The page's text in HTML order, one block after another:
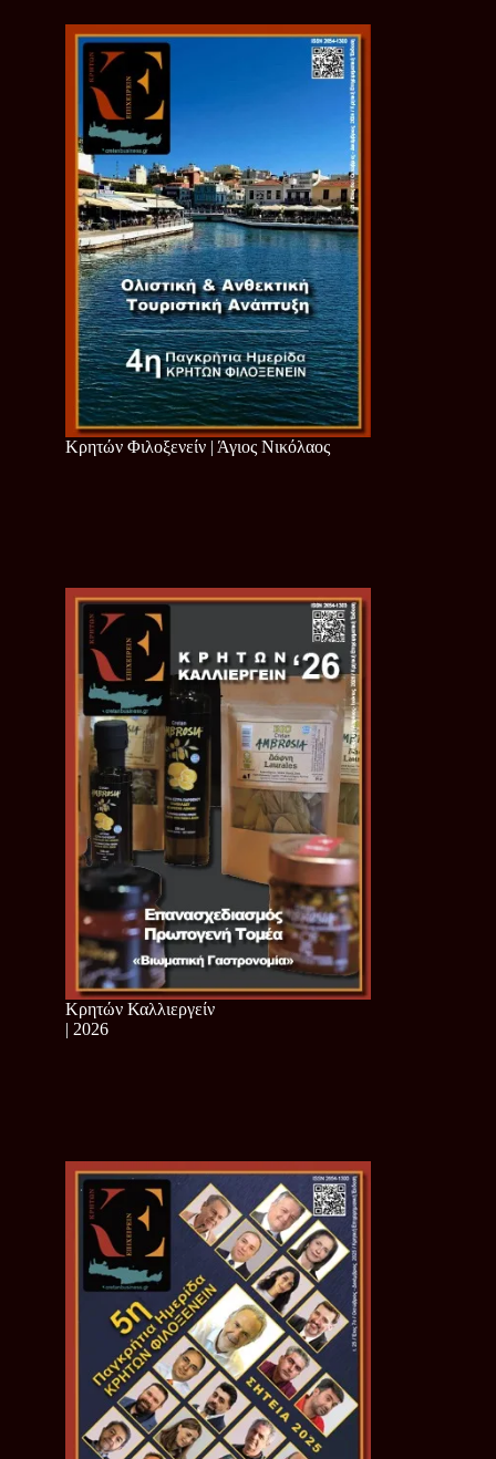
Κρητών Φιλοξενείν | Άγιος Νικόλαος
Κρητών Καλλιεργείν
| 2026